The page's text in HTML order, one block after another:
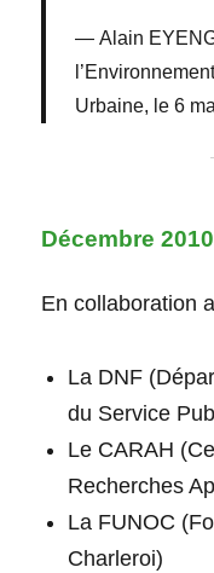
Alain
Urbaine, le 6
Décembre
En collaboration
La DNF
du Service
Le CARAH
Recherches
La FUNOC
Charleroi)